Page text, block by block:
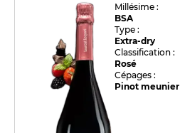
Millésime :
BSA
Type :
Extra-dry
Classification :
Rosé
Cépages :
Pinot meunier